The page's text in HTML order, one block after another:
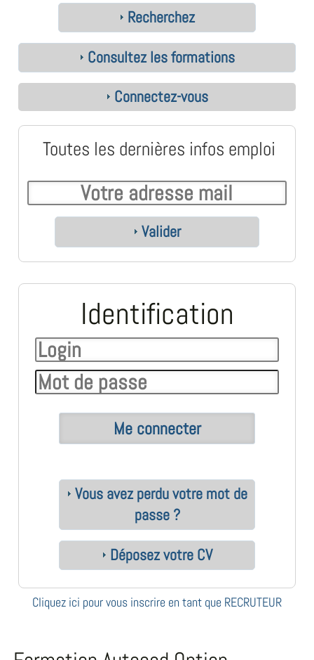
Recherchez
Consultez les formations
Connectez-vous
Toutes les dernières infos emploi
Valider
Identification
Vous avez perdu votre mot de
passe ?
Déposez votre CV
Cliquez ici pour vous inscrire en tant que RECRUTEUR